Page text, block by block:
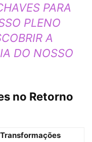
PARA
PLENO
A
DO NOSSO
no Retorno
Transformações